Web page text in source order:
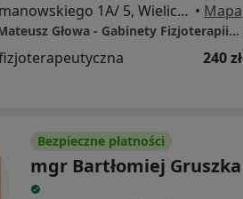
Bolesława Limanowskiego 1A/ 5, Wieliczka • Mapa
OSTEOPATIA Mateusz Głowa - Gabinety Fizjoterapii i Osteopatii
240 zł
Bezpieczne płatności
mgr Bartłomiej Gruszka